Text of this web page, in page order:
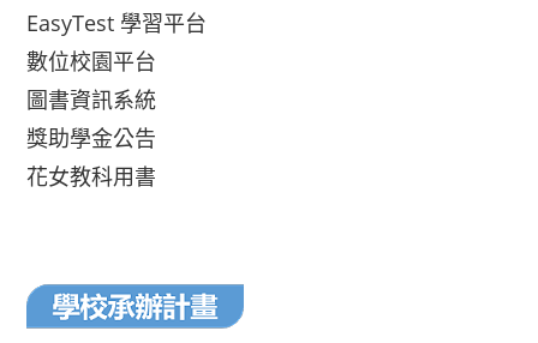
EasyTest 學習平台
數位校園平台
圖書資訊系統
獎助學金公告
花女教科用書